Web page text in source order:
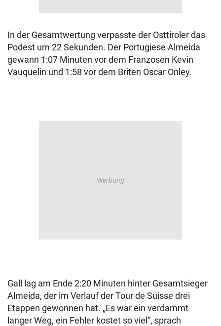
In der Gesamtwertung verpasste der Osttiroler das
Podest um 22 Sekunden. Der Portugiese Almeida
gewann 1:07 Minuten vor dem Franzosen Kevin
Vauquelin und 1:58 vor dem Briten Oscar Onley.
Gall lag am Ende 2:20 Minuten hinter Gesamtsieger
Almeida, der im Verlauf der Tour de Suisse drei
Etappen gewonnen hat. „Es war ein verdammt
langer Weg, ein Fehler kostet so viel“, sprach